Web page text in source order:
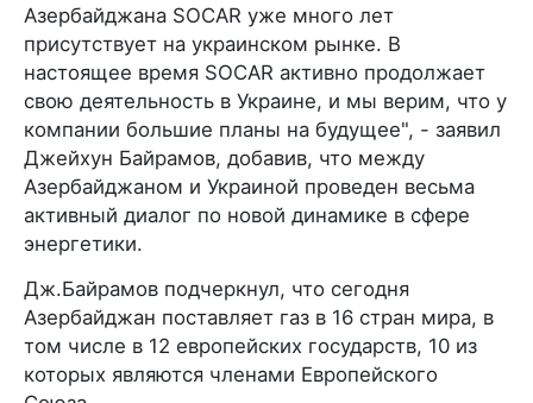
Азербайджана SOCAR уже много лет
присутствует на украинском рынке. В
настоящее время SOCAR активно продолжает
свою деятельность в Украине, и мы верим, что у
компании большие планы на будущее", - заявил
Джейхун Байрамов, добавив, что между
Азербайджаном и Украиной проведен весьма
активный диалог по новой динамике в сфере
энергетики.
Дж.Байрамов подчеркнул, что сегодня
Азербайджан поставляет газ в 16 стран мира, в
том числе в 12 европейских государств, 10 из
которых являются членами Европейского